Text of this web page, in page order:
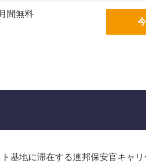
間無料
基地に滞在する連邦保安官キャ